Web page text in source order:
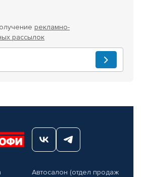
рекламно-
рассылок
Автосалон (отдел продаж